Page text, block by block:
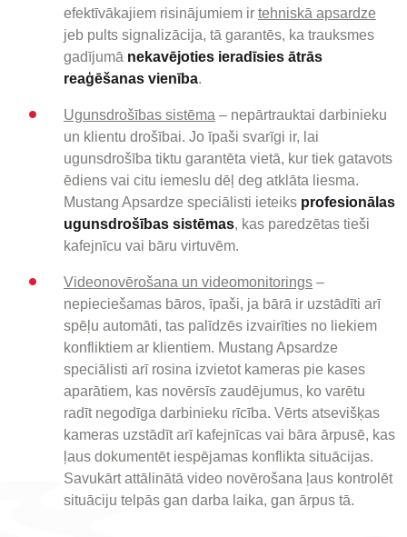
efektīvākajiem risinājumiem ir tehniskā apsardze
jeb pults signalizācija, tā garantēs, ka trauksmes
gadījumā nekavējoties ieradīsies ātrās
reaģēšanas vienība.
Ugunsdrošības sistēma – nepārtrauktai darbinieku
un klientu drošībai. Jo īpaši svarīgi ir, lai
ugunsdrošība tiktu garantēta vietā, kur tiek gatavots
ēdiens vai citu iemeslu dēļ deg atklāta liesma.
Mustang Apsardze speciālisti ieteiks profesionālas
ugunsdrošības sistēmas, kas paredzētas tieši
kafejnīcu vai bāru virtuvēm.
Videonovērošana un videomonitorings –
nepieciešamas bāros, īpaši, ja bārā ir uzstādīti arī
spēļu automāti, tas palīdzēs izvairīties no liekiem
konfliktiem ar klientiem. Mustang Apsardze
speciālisti arī rosina izvietot kameras pie kases
aparātiem, kas novērsīs zaudējumus, ko varētu
radīt negodīga darbinieku rīcība. Vērts atsevišķas
kameras uzstādīt arī kafejnīcas vai bāra ārpusē, kas
ļaus dokumentēt iespējamas konflikta situācijas.
Savukārt attālinātā video novērošana ļaus kontrolēt
situāciju telpās gan darba laika, gan ārpus tā.